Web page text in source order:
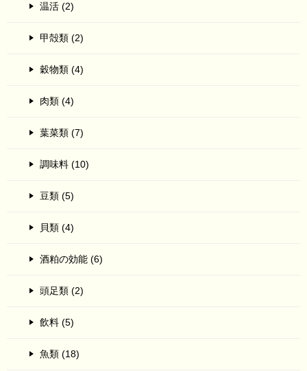
温活 (2)
甲殻類 (2)
穀物類 (4)
肉類 (4)
葉菜類 (7)
調味料 (10)
豆類 (5)
貝類 (4)
酒粕の効能 (6)
頭足類 (2)
飲料 (5)
魚類 (18)